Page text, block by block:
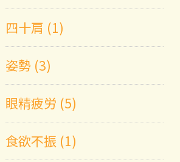
四十肩 (1)
姿勢 (3)
眼精疲労 (5)
食欲不振 (1)